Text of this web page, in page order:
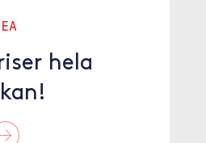
hela